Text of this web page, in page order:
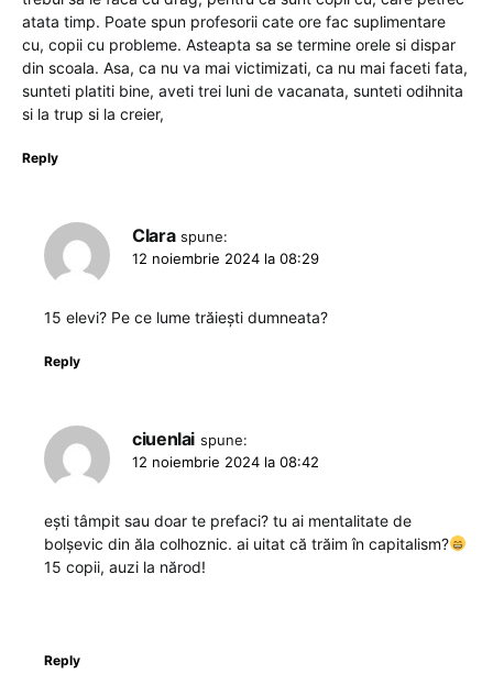
atata timp. Poate spun profesorii cate ore fac suplimentare
cu, copii cu probleme. Asteapta sa se termine orele si dispar
din scoala. Asa, ca nu va mai victimizati, ca nu mai faceti fata,
sunteti platiti bine, aveti trei luni de vacanata, sunteti odihnita
si la trup si la creier,
Reply
Clara spune:
12 noiembrie 2024 la 08:29
15 elevi? Pe ce lume trăiești dumneata?
Reply
ciuenlai spune:
12 noiembrie 2024 la 08:42
ești tâmpit sau doar te prefaci? tu ai mentalitate de
bolșevic din ăla colhoznic. ai uitat că trăim în capitalism?
15 copii, auzi la nărod!
Reply